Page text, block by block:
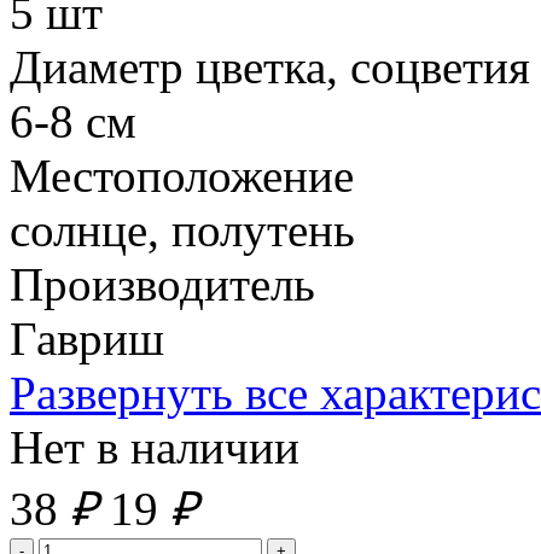
5 шт
Диаметр цветка, соцветия
6-8 см
Местоположение
солнце, полутень
Производитель
Гавриш
Развернуть все
Нет в наличии
38 ₽ 19 ₽